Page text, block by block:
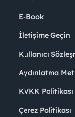
E-Book
İletişime Geçin
Kullanıcı
Aydınlatma
KVKK Politikası
Çerez Politikası